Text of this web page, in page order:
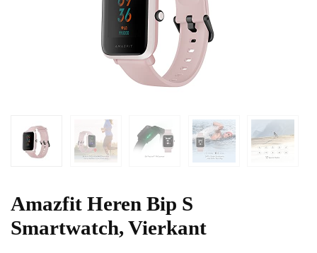
Amazfit Heren Bip S
Smartwatch, Vierkant